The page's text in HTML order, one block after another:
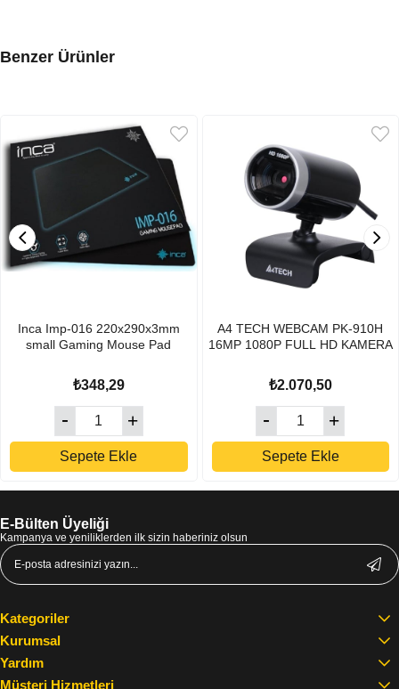
Benzer Ürünler
Inca Imp-016 220x290x3mm
small Gaming Mouse Pad
₺348,29
Sepete Ekle
A4 TECH WEBCAM PK-910H
16MP 1080P FULL HD KAMERA
₺2.070,50
Sepete Ekle
E-Bülten Üyeliği
Kampanya ve yeniliklerden ilk sizin haberiniz olsun
Kategoriler
Kurumsal
Yardım
Müşteri Hizmetleri